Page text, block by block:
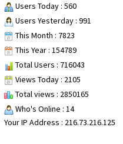
Users Today : 560
Users Yesterday : 991
This Month : 7823
This Year : 154789
Total Users : 716043
Views Today : 2105
Total views : 2850165
Who's Online : 14
Your IP Address : 216.73.216.125